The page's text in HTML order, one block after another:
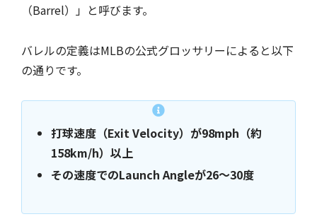
（Barrel）」と呼びます。
バレルの定義はMLBの公式グロッサリーによると以下
の通りです。
打球速度（Exit Velocity）が98mph（約
158km/h）以上
その速度でのLaunch Angleが26〜30度